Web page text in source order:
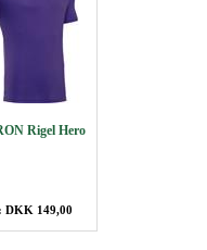
Rigel Hero
DKK 149,00